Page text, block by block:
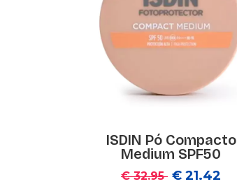
ISDIN Pó Compacto
Medium SPF50
€ 32.95 € 21.42